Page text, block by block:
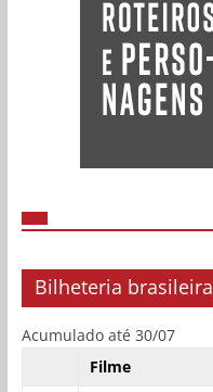
Bilheteria brasileira
Acumulado até 30/07
Filme